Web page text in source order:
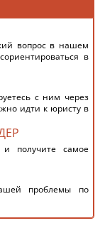
вопрос в нашем
в
с ним через
идти к юристу в
получите самое
проблемы по